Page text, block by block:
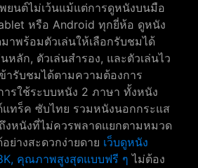
ยนต์ไม่เว้นแม้แต่การดูหนังบนมือ
หรือ Android ทุกยี่ห้อ ดูหนัง
าพร้อมตัวเล่นให้เลือกรับชมได้
หลัก, ตัวเล่นสำรอง, และตัวเล่นไว
ารับชมได้ตามความต้องการ
รใช้ระบบหนัง 2 ภาษา ทั้งหนัง
ทร็ค ซับไทย รวมหนังนอกกระแส
งหนังที่ไม่ควรพลาดแยกตามหมวด
ย่างสะดวกง่ายดาย เว็บดูหนัง
คุณภาพสูงสุดแบบฟรี ๆ ไม่ต้อง